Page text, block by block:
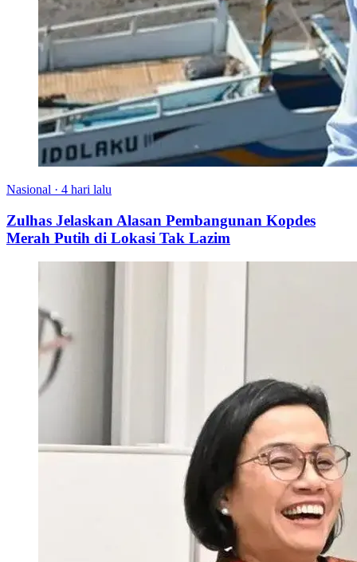
Nasional · 4 hari lalu
Zulhas Jelaskan Alasan Pembangunan Kopdes
Merah Putih di Lokasi Tak Lazim